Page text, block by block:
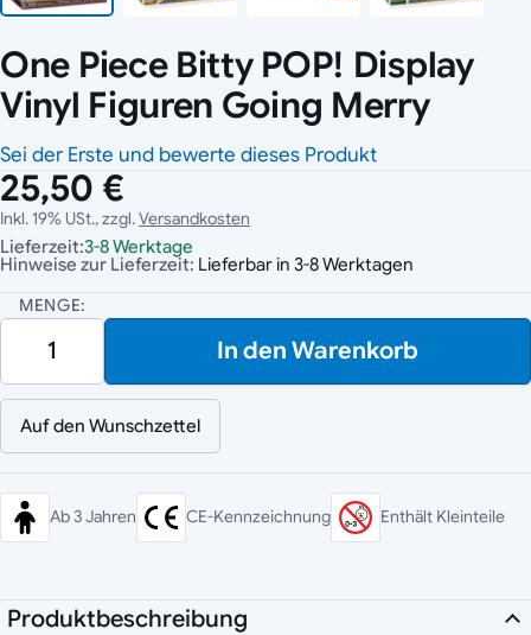
One Piece Bitty POP! Display
Vinyl Figuren Going Merry
Sei der Erste und bewerte dieses Produkt
25,50 €
Inkl. 19% USt., zzgl.Versandkosten
Lieferzeit:3-8 Werktage
Hinweise zur Lieferzeit: Lieferbar in 3-8 Werktagen
MENGE:
In den Warenkorb
Auf den Wunschzettel
Ab 3 Jahren CE-Kennzeichnung Enthält Kleinteile
Produktbeschreibung